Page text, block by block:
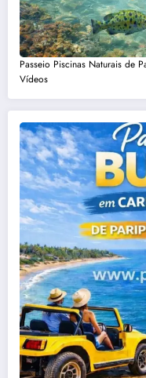
Passeio Piscinas Naturais de
Vídeos